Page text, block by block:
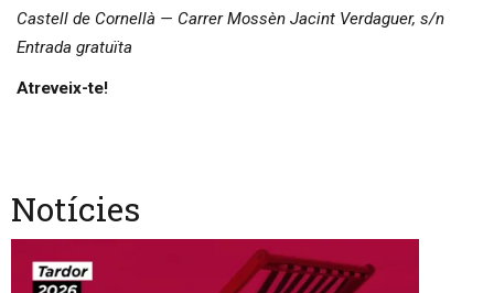
Castell de Cornellà — Carrer Mossèn Jacint Verdaguer, s/n
Entrada gratuïta
Atreveix-te!
Notícies